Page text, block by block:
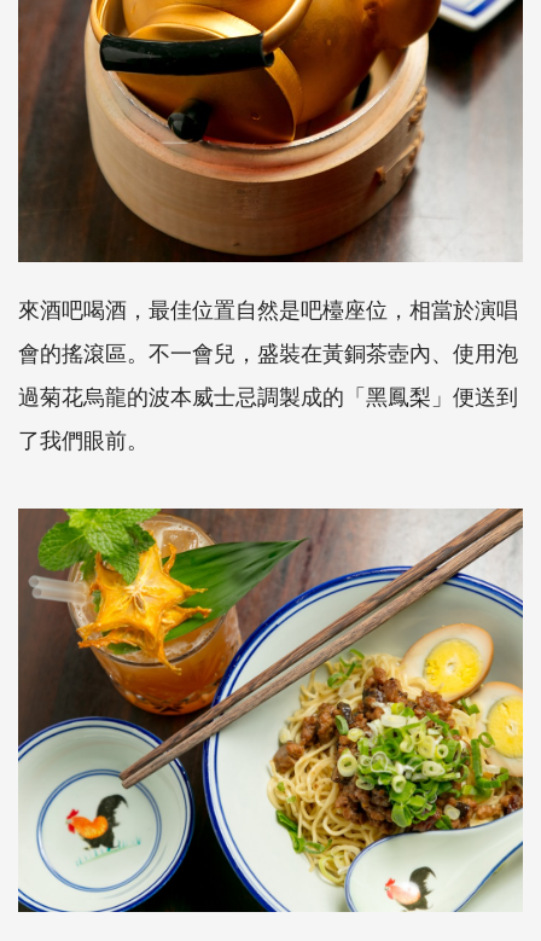
來酒吧喝酒，最佳位置自然是吧檯座位，相當於演唱
會的搖滾區。不一會兒，盛裝在黃銅茶壺內、使用泡
過菊花烏龍的波本威士忌調製成的「黑鳳梨」便送到
了我們眼前。